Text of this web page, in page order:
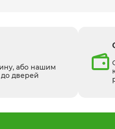
або нашим
дверей